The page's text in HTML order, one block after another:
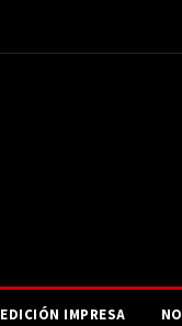
EDICIÓN IMPRESA